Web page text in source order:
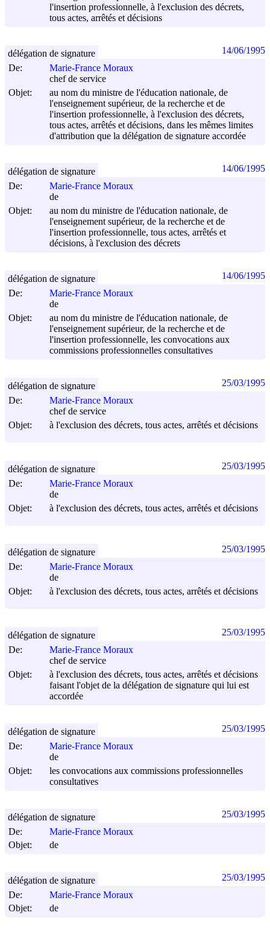
l'insertion professionnelle, à l'exclusion des décrets,
tous actes, arrêtés et décisions
De:
Marie-France Moraux
chef de service
Objet:
au nom du ministre de l'éducation nationale, de
l'enseignement supérieur, de la recherche et de
l'insertion professionnelle, à l'exclusion des décrets,
tous actes, arrêtés et décisions, dans les mêmes limites
d'attribution que la délégation de signature accordée
délégation de signature 14/06/1995
De:
Marie-France Moraux
de
Objet:
au nom du ministre de l'éducation nationale, de
l'enseignement supérieur, de la recherche et de
l'insertion professionnelle, tous actes, arrêtés et
décisions, à l'exclusion des décrets
délégation de signature 14/06/1995
De:
Marie-France Moraux
de
Objet:
au nom du ministre de l'éducation nationale, de
l'enseignement supérieur, de la recherche et de
l'insertion professionnelle, les convocations aux
commissions professionnelles consultatives
délégation de signature 14/06/1995
De:
Marie-France Moraux
chef de service
Objet:
à l'exclusion des décrets, tous actes, arrêtés et décisions
délégation de signature 25/03/1995
De:
Marie-France Moraux
de
Objet:
à l'exclusion des décrets, tous actes, arrêtés et décisions
délégation de signature 25/03/1995
De:
Marie-France Moraux
de
Objet:
à l'exclusion des décrets, tous actes, arrêtés et décisions
délégation de signature 25/03/1995
De:
Marie-France Moraux
chef de service
Objet:
à l'exclusion des décrets, tous actes, arrêtés et décisions
faisant l'objet de la délégation de signature qui lui est
accordée
délégation de signature 25/03/1995
De:
Marie-France Moraux
de
Objet:
les convocations aux commissions professionnelles
consultatives
délégation de signature 25/03/1995
De:
Marie-France Moraux
Objet:
de
délégation de signature 25/03/1995
De:
Marie-France Moraux
Objet:
de
délégation de signature 25/03/1995